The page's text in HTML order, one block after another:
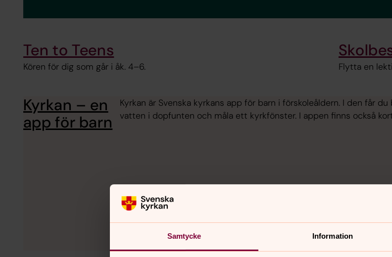
Samtycke Information
Ten to Teens
Kören för dig som går i åk. 4–6. Flytta en
Kyrkan – en
app för barn
Kyrkan är Svenska kyrkans app för barn i förskoleåldern. I den får
vatten i dopfunten och måla ett kyrkfönster. I appen finns också